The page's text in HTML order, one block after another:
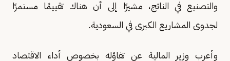
والتصنيع في الناتج، مشيرًا إلى أن هناك تقييمًا مستمرًا
لجدوى المشاريع الكبرى في السعودية.
وأعرب وزير المالية عن تفاؤله بخصوص أداء الاقتصاد